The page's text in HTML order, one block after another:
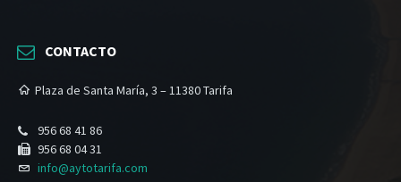
CONTACTO
Plaza de Santa María, 3 – 11380 Tarifa
956 68 41 86
956 68 04 31
info@aytotarifa.com